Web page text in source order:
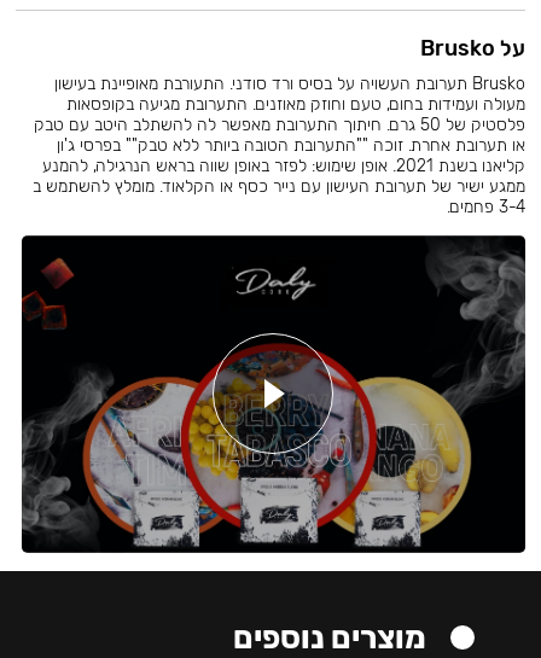
על Brusko
Brusko תערובת העשויה על בסיס ורד סודני. התעורבת מאופיינת בעישון
מעולה ועמידות בחום, טעם וחוזק מאוזנים. התערובת מגיעה בקופסאות
פלסטיק של 50 גרם. חיתוך התערובת מאפשר לה להשתלב היטב עם טבק
או תערובת אחרת. זוכה ""התערובת הטובה ביותר ללא טבק"" בפרסי ג'ון
קליאנו בשנת 2021. אופן שימוש: לפזר באופן שווה בראש הנרגילה, להמנע
ממגע ישיר של תערובת העישון עם נייר כסף או הקלאוד. מומלץ להשתמש ב
3-4 פחמים.
מוצרים נוספים